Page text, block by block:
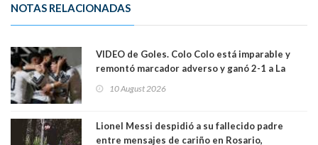
NOTAS RELACIONADAS
VIDEO de Goles. Colo Colo está imparable y
remontó marcador adverso y ganó 2-1 a La
10 August 2026
Lionel Messi despidió a su fallecido padre
entre mensajes de cariño en Rosario,